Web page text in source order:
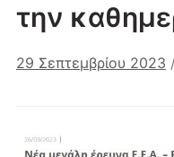
την
29 Σεπτεμβρίου 2023 /